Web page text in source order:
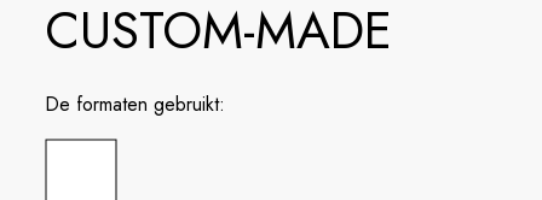
CUSTOM-MADE
De formaten gebruikt: